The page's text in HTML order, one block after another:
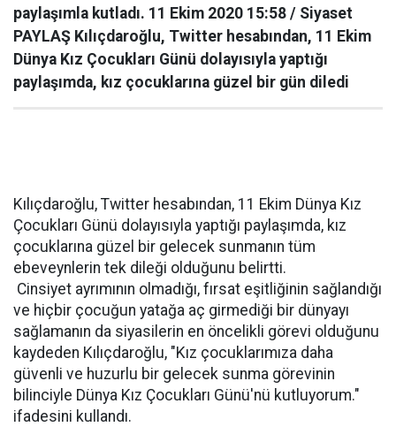
paylaşımla kutladı. 11 Ekim 2020 15:58 / Siyaset
PAYLAŞ Kılıçdaroğlu, Twitter hesabından, 11 Ekim
Dünya Kız Çocukları Günü dolayısıyla yaptığı
paylaşımda, kız çocuklarına güzel bir gün diledi
Kılıçdaroğlu, Twitter hesabından, 11 Ekim Dünya Kız
Çocukları Günü dolayısıyla yaptığı paylaşımda, kız
çocuklarına güzel bir gelecek sunmanın tüm
ebeveynlerin tek dileği olduğunu belirtti.
Cinsiyet ayrımının olmadığı, fırsat eşitliğinin sağlandığı
ve hiçbir çocuğun yatağa aç girmediği bir dünyayı
sağlamanın da siyasilerin en öncelikli görevi olduğunu
kaydeden Kılıçdaroğlu, "Kız çocuklarımıza daha
güvenli ve huzurlu bir gelecek sunma görevinin
bilinciyle Dünya Kız Çocukları Günü'nü kutluyorum."
ifadesini kullandı.